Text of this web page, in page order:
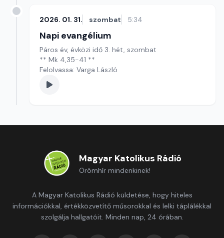
2026. 01. 31. szombat 5:34
Napi evangélium
Páros év, évközi idő 3. hét, szombat
** Mk 4,35-41 **
Felolvassa: Varga László
Magyar Katolikus Rádió
Örömhír mindenkinek!
A Magyar Katolikus Rádió küldetése, hogy hiteles
információkkal, értékközvetítő műsorokkal és lelki táplálékkal
szolgálja hallgatóit. Minden nap, 24 órában.